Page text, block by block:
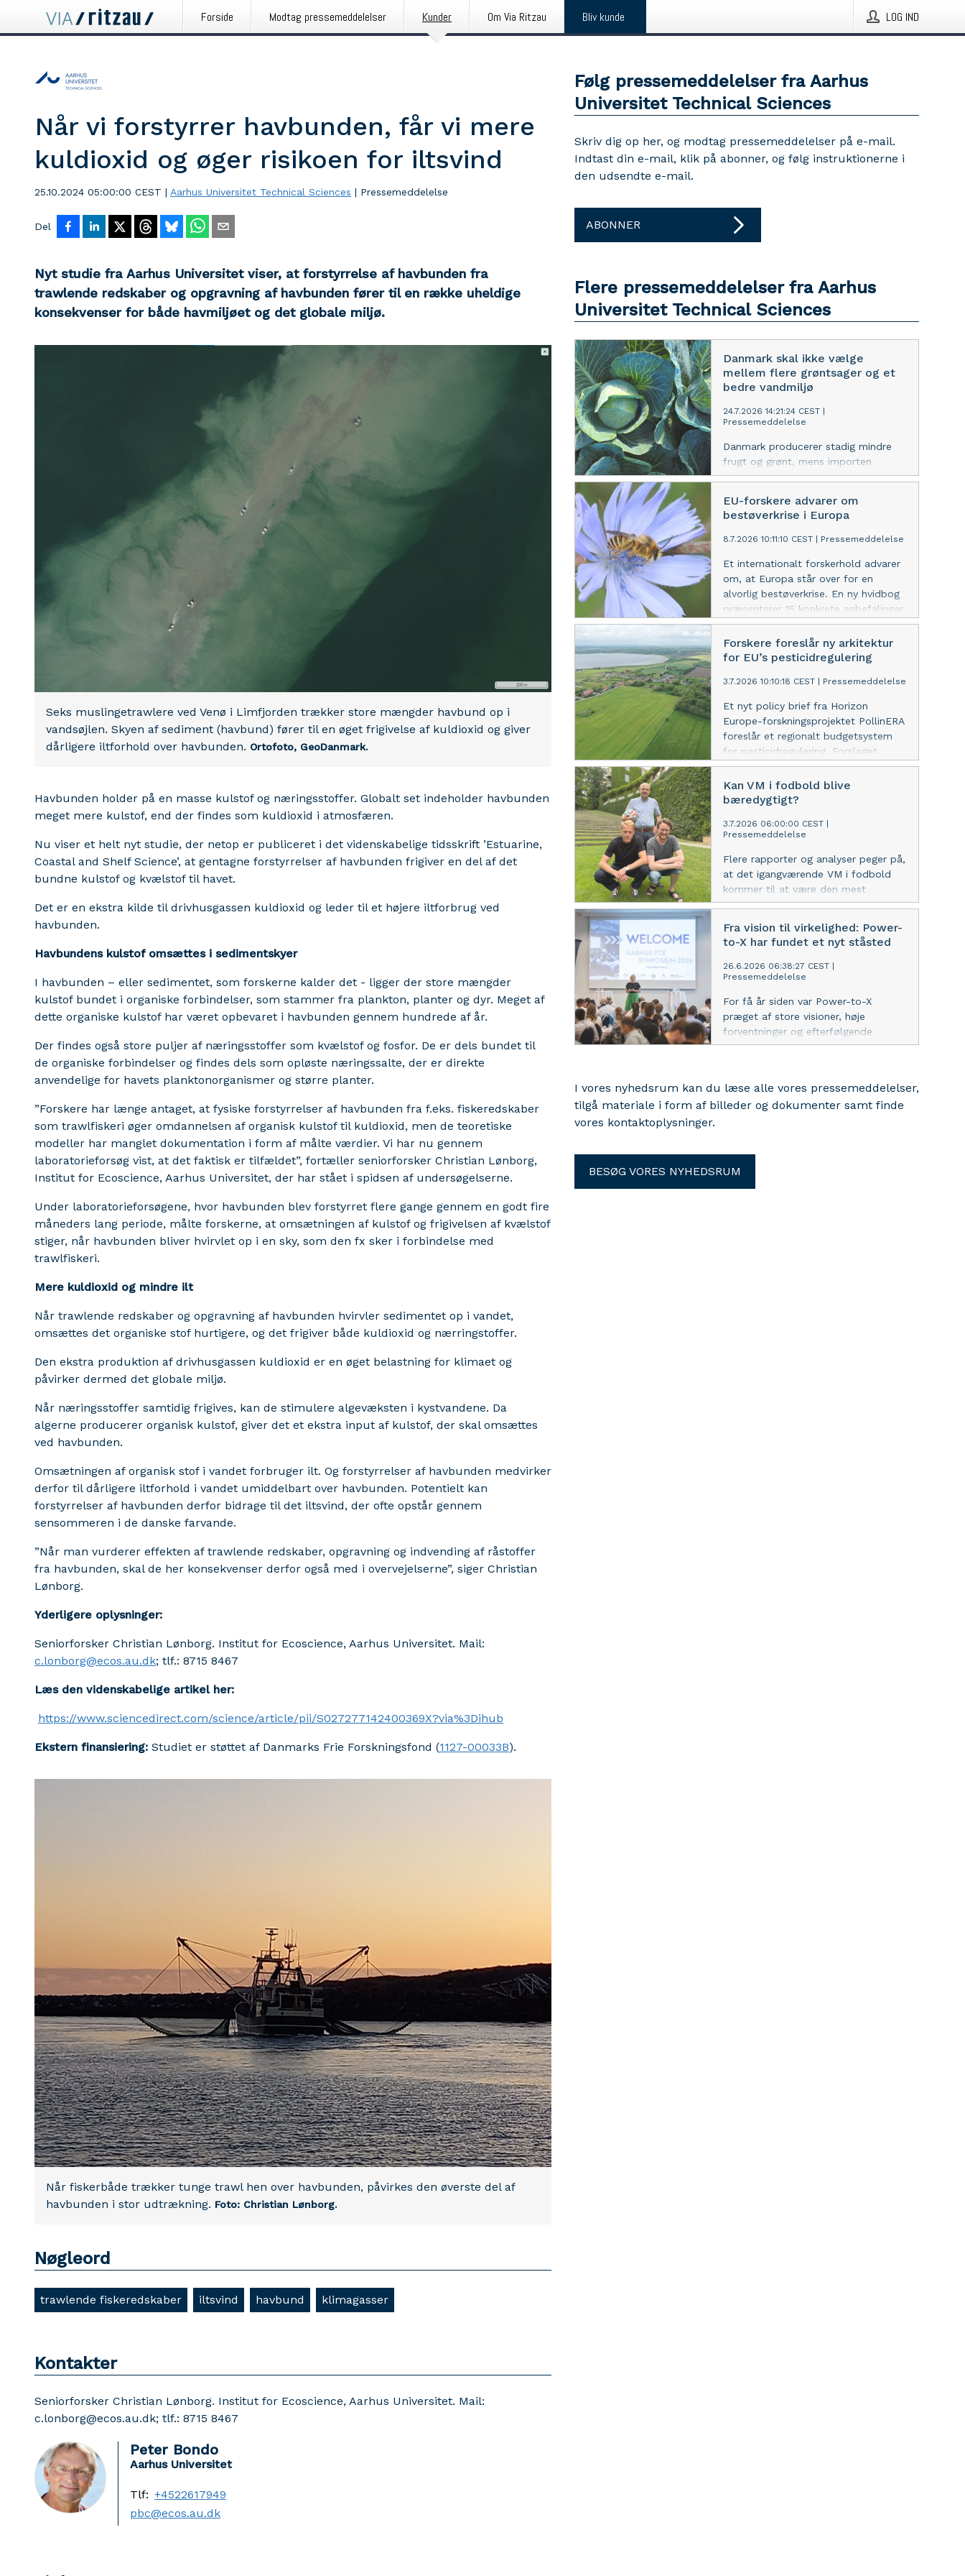
Forside Modtag pressemeddelelser Kunder Om Via Ritzau Bliv kunde LOG IND
Når vi forstyrrer havbunden, får vi mere
kuldioxid og øger risikoen for iltsvind
25.10.2024 05:00:00 CEST | Aarhus Universitet Technical Sciences | Pressemeddelelse
Del
Nyt studie fra Aarhus Universitet viser, at forstyrrelse af havbunden fra
trawlende redskaber og opgravning af havbunden fører til en række uheldige
konsekvenser for både havmiljøet og det globale miljø.
Seks muslingetrawlere ved Venø i Limfjorden trækker store mængder havbund op i
vandsøjlen. Skyen af sediment (havbund) fører til en øget frigivelse af kuldioxid og giver
dårligere iltforhold over havbunden. Ortofoto, GeoDanmark.
Havbunden holder på en masse kulstof og næringsstoffer. Globalt set indeholder havbunden
meget mere kulstof, end der findes som kuldioxid i atmosfæren.
Nu viser et helt nyt studie, der netop er publiceret i det videnskabelige tidsskrift ’Estuarine,
Coastal and Shelf Science’, at gentagne forstyrrelser af havbunden frigiver en del af det
bundne kulstof og kvælstof til havet.
Det er en ekstra kilde til drivhusgassen kuldioxid og leder til et højere iltforbrug ved
havbunden.
Havbundens kulstof omsættes i sedimentskyer
I havbunden – eller sedimentet, som forskerne kalder det - ligger der store mængder
kulstof bundet i organiske forbindelser, som stammer fra plankton, planter og dyr. Meget af
dette organiske kulstof har været opbevaret i havbunden gennem hundrede af år.
Der findes også store puljer af næringsstoffer som kvælstof og fosfor. De er dels bundet til
de organiske forbindelser og findes dels som opløste næringssalte, der er direkte
anvendelige for havets planktonorganismer og større planter.
”Forskere har længe antaget, at fysiske forstyrrelser af havbunden fra f.eks. fiskeredskaber
som trawlfiskeri øger omdannelsen af organisk kulstof til kuldioxid, men de teoretiske
modeller har manglet dokumentation i form af målte værdier. Vi har nu gennem
laboratorieforsøg vist, at det faktisk er tilfældet”, fortæller seniorforsker Christian Lønborg,
Institut for Ecoscience, Aarhus Universitet, der har stået i spidsen af undersøgelserne.
Under laboratorieforsøgene, hvor havbunden blev forstyrret flere gange gennem en godt fire
måneders lang periode, målte forskerne, at omsætningen af kulstof og frigivelsen af kvælstof
stiger, når havbunden bliver hvirvlet op i en sky, som den fx sker i forbindelse med
trawlfiskeri.
Mere kuldioxid og mindre ilt
Når trawlende redskaber og opgravning af havbunden hvirvler sedimentet op i vandet,
omsættes det organiske stof hurtigere, og det frigiver både kuldioxid og nærringstoffer.
Den ekstra produktion af drivhusgassen kuldioxid er en øget belastning for klimaet og
påvirker dermed det globale miljø.
Når næringsstoffer samtidig frigives, kan de stimulere algevæksten i kystvandene. Da
algerne producerer organisk kulstof, giver det et ekstra input af kulstof, der skal omsættes
ved havbunden.
Omsætningen af organisk stof i vandet forbruger ilt. Og forstyrrelser af havbunden medvirker
derfor til dårligere iltforhold i vandet umiddelbart over havbunden. Potentielt kan
forstyrrelser af havbunden derfor bidrage til det iltsvind, der ofte opstår gennem
sensommeren i de danske farvande.
”Når man vurderer effekten af trawlende redskaber, opgravning og indvending af råstoffer
fra havbunden, skal de her konsekvenser derfor også med i overvejelserne”, siger Christian
Lønborg.
Yderligere oplysninger:
Seniorforsker Christian Lønborg. Institut for Ecoscience, Aarhus Universitet. Mail:
c.lonborg@ecos.au.dk; tlf.: 8715 8467
Læs den videnskabelige artikel her:
https://www.sciencedirect.com/science/article/pii/S027277142400369X?via%3Dihub
Ekstern finansiering: Studiet er støttet af Danmarks Frie Forskningsfond (1127-00033B).
Når fiskerbåde trækker tunge trawl hen over havbunden, påvirkes den øverste del af
havbunden i stor udtrækning. Foto: Christian Lønborg.
Nøgleord
trawlende fiskeredskaber iltsvind havbund klimagasser
Kontakter
Seniorforsker Christian Lønborg. Institut for Ecoscience, Aarhus Universitet. Mail:
c.lonborg@ecos.au.dk; tlf.: 8715 8467
Peter Bondo
Aarhus Universitet
Tlf: +4522617949
pbc@ecos.au.dk
Følg pressemeddelelser fra Aarhus
Universitet Technical Sciences
Skriv dig op her, og modtag pressemeddelelser på e-mail.
Indtast din e-mail, klik på abonner, og følg instruktionerne i
den udsendte e-mail.
ABONNER
Flere pressemeddelelser fra Aarhus
Universitet Technical Sciences
Danmark skal ikke vælge
mellem flere grøntsager og et
bedre vandmiljø
24.7.2026 14:21:24 CEST
Pressemeddelelse
Danmark producerer stadig mindre
frugt og grønt, mens importen
vokser. Men forskningen peger på, at
tabet af kvælstof og reducere
klimaaftrykket uden at gå på
kompromis med høje udbytter.
og grønt konkurrere på noget, som
importerede varer har svært ved at
matche: Kvalitet, gennemsigtighed og
variation.
EU-forskere advarer om
bestøverkrise i Europa
8.7.2026 10:11:10 CEST Pressemeddelelse
Et internationalt forskerhold advarer
om, at Europa står over for en
alvorlig bestøverkrise. En ny hvidbog
præsenterer 15 konkrete anbefalinger
til, hvordan tilbagegangen kan
vendes.
Forskere foreslår ny arkitektur
for EU’s pesticidregulering
3.7.2026 10:10:18 CEST Pressemeddelelse
Et nyt policy brief fra Horizon
Europe-forskningsprojektet PollinERA
foreslår et regionalt budgetsystem
for pesticidregulering. Forslaget
følger efter en nylig artikel i Science,
hvor forskere advarer om, at EU’s
Omnibus-forslag kan øge
Kan VM i fodbold blive
bæredygtigt?
3.7.2026 06:00:00 CEST
Pressemeddelelse
Flere rapporter og analyser peger på,
at det igangværende VM i fodbold
kommer til at være den mest
klimabelastende slutrunde i historien.
fremtidens megaevents bæredygtige.
Fra vision til virkelighed: Power-
to-X har fundet et nyt ståsted
26.6.2026 06:38:27 CEST
Pressemeddelelse
For få år siden var Power-to-X
præget af store visioner, høje
forventninger og efterfølgende
skuffelser. I dag ser billedet
sammentømret europæisk marked
betyder, at teknologien har bevæget
gennemgående budskab, da forskere,
virksomheder og beslutningstagere
I vores nyhedsrum kan du læse alle vores pressemeddelelser,
tilgå materiale i form af billeder og dokumenter samt finde
vores kontaktoplysninger.
BESØG VORES NYHEDSRUM